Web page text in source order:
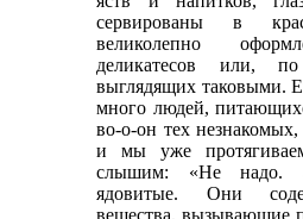
сервированы в
великолепно
деликатесов или,
выглядящих таковыми.
много людей,
во-о-он тех
и мы уже
слышим: «Не надо.
ядовитые. Они
вещества, вызывающие